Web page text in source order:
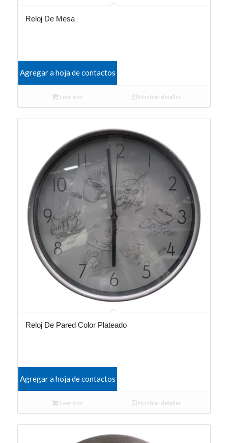
Reloj De Mesa
Agregar a hoja de contactos
Leer más Mostrar detalles
Reloj De Pared Color Plateado
Agregar a hoja de contactos
Leer más Mostrar detalles